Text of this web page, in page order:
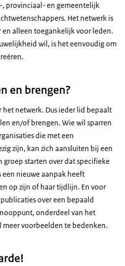
provinciaal- en gemeentelijk
Het netwerk is
alleen toegankelijk voor leden.
wil, is het eenvoudig om
en brengen?
het netwerk. Dus ieder lid bepaalt
en/of brengen. Wie wil sparren
die met een
zijn, kan zich aansluiten bij een
groep starten over dat specifieke
een nieuwe aanpak heeft
op zijn of haar tijdlijn. En voor
over een bepaald
onderdeel van het
meer voorbeelden te bedenken.